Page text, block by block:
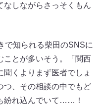
なしながらさっそくもん
で知られる柴田のSNSに
ことが多いそう。「関西
くよりまず医者でしょ
つ、その相談の中でもど
紛れ込んでいて……！